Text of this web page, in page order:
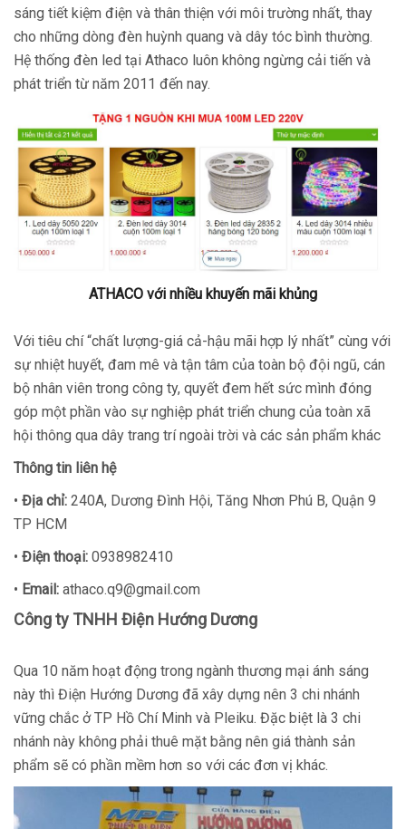
sáng tiết kiệm điện và thân thiện với môi trường nhất, thay
cho những dòng đèn huỳnh quang và dây tóc bình thường.
Hệ thống đèn led tại Athaco luôn không ngừng cải tiến và
phát triển từ năm 2011 đến nay.
ATHACO với nhiều khuyến mãi khủng
Với tiêu chí “chất lượng-giá cả-hậu mãi hợp lý nhất” cùng với
sự nhiệt huyết, đam mê và tận tâm của toàn bộ đội ngũ, cán
bộ nhân viên trong công ty, quyết đem hết sức mình đóng
góp một phần vào sự nghiệp phát triển chung của toàn xã
hội thông qua dây trang trí ngoài trời và các sản phẩm khác
Thông tin liên hệ
• Địa chỉ: 240A, Dương Đình Hội, Tăng Nhơn Phú B, Quận 9
TP HCM
• Điện thoại: 0938982410
• Email: athaco.q9@gmail.com
Công ty TNHH Điện Hướng Dương
Qua 10 năm hoạt động trong ngành thương mại ánh sáng
này thì Điện Hướng Dương đã xây dựng nên 3 chi nhánh
vững chắc ở TP Hồ Chí Minh và Pleiku. Đặc biệt là 3 chi
nhánh này không phải thuê mặt bằng nên giá thành sản
phẩm sẽ có phần mềm hơn so với các đơn vị khác.